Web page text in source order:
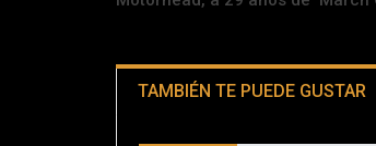
TAMBIÉN TE PUEDE GUSTAR